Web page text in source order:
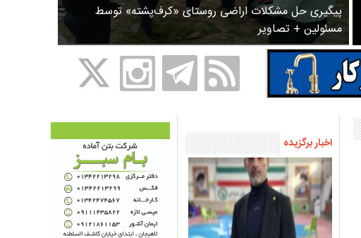
پیگیری حل مشکلات اراضی روستای «کرف‌پشته» توسط
مسئولین + تصاویر
اخبار برگزیده